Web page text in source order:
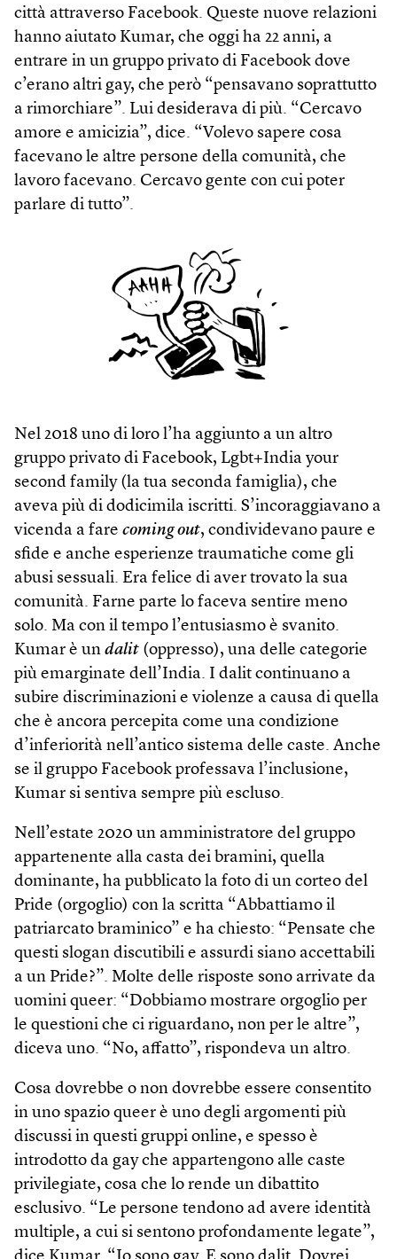
città attraverso Facebook. Queste nuove relazioni
hanno aiutato Kumar, che oggi ha 22 anni, a
entrare in un gruppo privato di Facebook dove
c’erano altri gay, che però “pensavano soprattutto
a rimorchiare”. Lui desiderava di più. “Cercavo
amore e amicizia”, dice. “Volevo sapere cosa
facevano le altre persone della comunità, che
lavoro facevano. Cercavo gente con cui poter
parlare di tutto”.
Nel 2018 uno di loro l’ha aggiunto a un altro
gruppo privato di Facebook, Lgbt+India your
second family (la tua seconda famiglia), che
aveva più di dodicimila iscritti. S’incoraggiavano a
vicenda a fare coming out, condividevano paure e
sfide e anche esperienze traumatiche come gli
abusi sessuali. Era felice di aver trovato la sua
comunità. Farne parte lo faceva sentire meno
solo. Ma con il tempo l’entusiasmo è svanito.
Kumar è un dalit (oppresso), una delle categorie
più emarginate dell’India. I dalit continuano a
subire discriminazioni e violenze a causa di quella
che è ancora percepita come una condizione
d’inferiorità nell’antico sistema delle caste. Anche
se il gruppo Face­book professava l’inclusione,
Kumar si sentiva sempre più escluso.
Nell’estate 2020 un amministratore del gruppo
appartenente alla casta dei bramini, quella
dominante, ha pubblicato la foto di un corteo del
Pride (orgoglio) con la scritta “Abbattiamo il
patriarcato braminico” e ha chiesto: “Pensate che
questi slogan discutibili e assurdi siano accettabili
a un Pride?”. Molte delle risposte sono arrivate da
uomini queer: “Dobbiamo mostrare orgoglio per
le questioni che ci riguardano, non per le altre”,
diceva uno. “No, affatto”, rispondeva un altro.
Cosa dovrebbe o non dovrebbe essere consentito
in uno spazio queer è uno degli argomenti più
discussi in questi gruppi online, e spesso è
introdotto da gay che appartengono alle caste
privilegiate, cosa che lo rende un dibattito
esclusivo. “Le persone tendono ad avere identità
multiple, a cui si sentono profondamente legate”,